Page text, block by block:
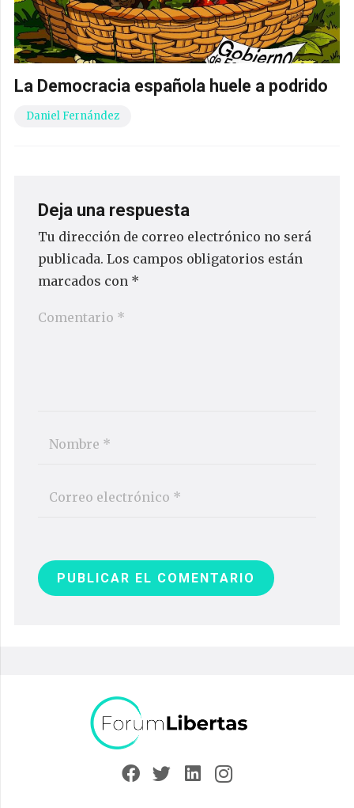
La Democracia española huele a podrido
Daniel Fernández
Deja una respuesta
Tu dirección de correo electrónico no será
publicada. Los campos obligatorios están
marcados con *
PUBLICAR EL COMENTARIO